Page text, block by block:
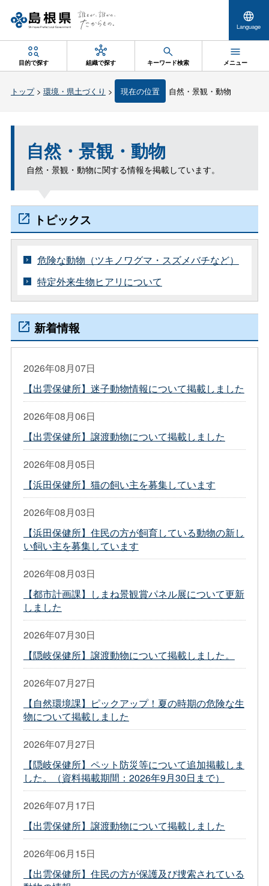
Language
目的で探す 組織で探す キーワード検索 メニュー
トップ> 環境・県土づくり > 現在の位置 自然・景観・動物
自然・景観・動物
自然・景観・動物に関する情報を掲載しています。
トピックス
危険な動物（ツキノワグマ・スズメバチなど）
特定外来生物ヒアリについて
新着情報
2026年08月07日
【出雲保健所】迷子動物情報について掲載しました
2026年08月06日
【出雲保健所】譲渡動物について掲載しました
2026年08月05日
【浜田保健所】猫の飼い主を募集しています
2026年08月03日
【浜田保健所】住民の方が飼育している動物の新し
い飼い主を募集しています
2026年08月03日
【都市計画課】しまね景観賞パネル展について更新
しました
2026年07月30日
【隠岐保健所】譲渡動物について掲載しました。
2026年07月27日
【自然環境課】ピックアップ！夏の時期の危険な生
物について掲載しました
2026年07月27日
【隠岐保健所】ペット防災等について追加掲載しま
した。（資料掲載期間：2026年9月30日まで）
2026年07月17日
【出雲保健所】譲渡動物について掲載しました
2026年06月15日
【出雲保健所】住民の方が保護及び捜索されている